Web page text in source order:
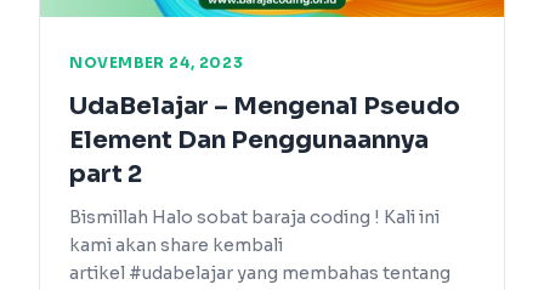
NOVEMBER 24, 2023
UdaBelajar – Mengenal Pseudo
Element Dan Penggunaannya
part 2
Bismillah Halo sobat baraja coding ! Kali ini
kami akan share kembali
artikel #udabelajar yang membahas tentang